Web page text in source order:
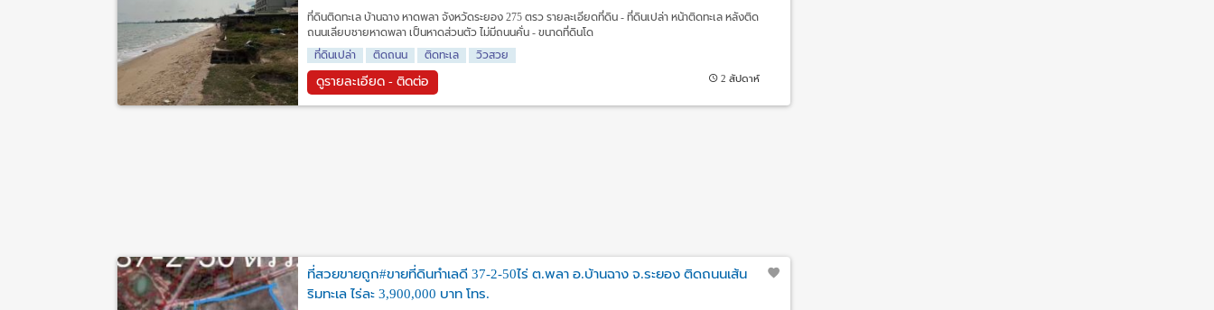
ที่ดินติดทะเล บ้านฉาง หาดพลา จังหวัดระยอง 275 ตรว รายละเอียดที่ดิน - ที่ดินเปล่า หน้าติดทะเล หลังติด
ถนนเลียบชายหาดพลา เป็นหาดส่วนตัว ไม่มีถนนคั่น - ขนาดที่ดินโด
ที่ดินเปล่า
ติดถนน ติดทะเล วิวสวย
ดูรายละเอียด - ติดต่อ 2 สัปดาห์
ที่สวยขายถูก#ขายที่ดินทำเลดี 37-2-50ไร่ ต.พลา อ.บ้านฉาง จ.ระยอง ติดถนนเส้น
ริมทะเล ไร่ละ 3,900,000 บาท โทร.